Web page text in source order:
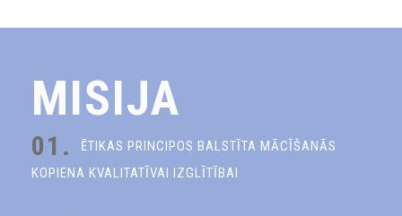
MISIJA
01.
ĒTIKAS PRINCIPOS BALSTĪTA MĀCĪŠANĀS
KOPIENA KVALITATĪVAI IZGLĪTĪBAI